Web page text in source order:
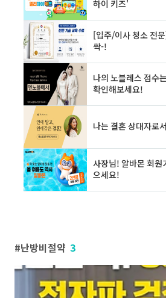
난방비절약 3